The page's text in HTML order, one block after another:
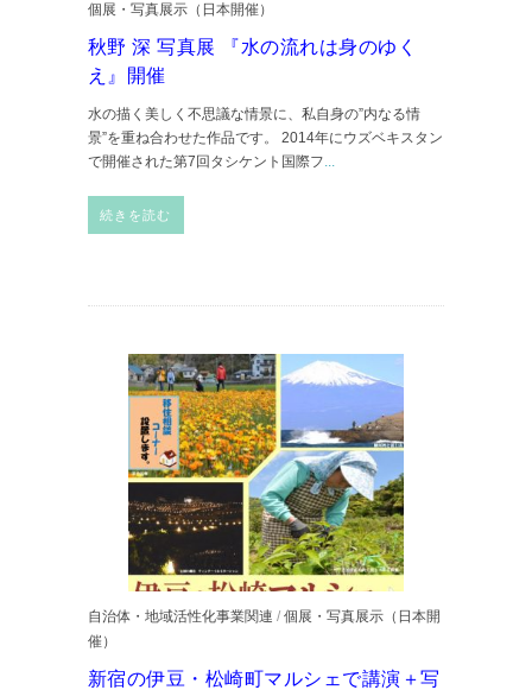
個展・写真展示（日本開催）
秋野 深 写真展 『水の流れは身のゆく
え』開催
水の描く美しく不思議な情景に、私自身の”内なる情
景”を重ね合わせた作品です。 2014年にウズベキスタン
で開催された第7回タシケント国際フ...
続きを読む
自治体・地域活性化事業関連 / 個展・写真展示（日本開
催）
新宿の伊豆・松崎町マルシェで講演＋写